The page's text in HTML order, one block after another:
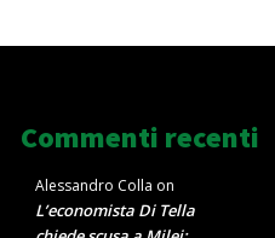
Commenti recenti
Alessandro Colla on
L’economista Di Tella